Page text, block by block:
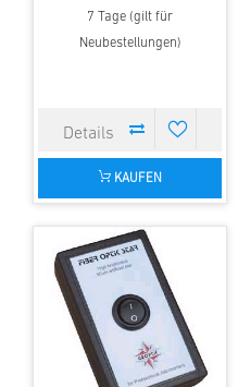
7 Tage (gilt für
Neubestellungen)
KAUFEN